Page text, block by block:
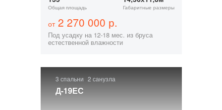
Общая площадь Габаритные размеры
от2 270 000 р.
Под усадку на 12-18 мес. из бруса
естественной влажности
3 спальни 2 санузла
Д-19ЕС